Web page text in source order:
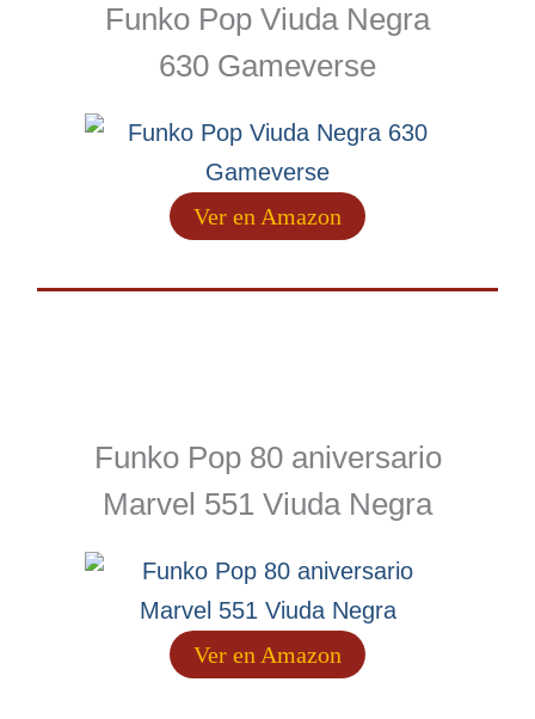
Funko Pop Viuda Negra
630 Gameverse
Ver en Amazon
Funko Pop 80 aniversario
Marvel 551 Viuda Negra
Ver en Amazon